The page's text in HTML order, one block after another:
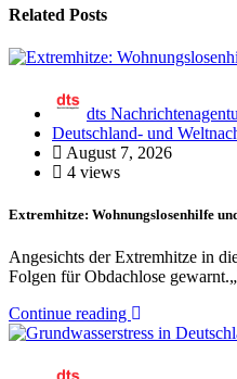
Related Posts
dts
Deutschland- und
August 7, 2026
4 views
Extremhitze: Wohnungslosenhilfe
Angesichts der Extremhitze in
Folgen für Obdachlose
Continue reading